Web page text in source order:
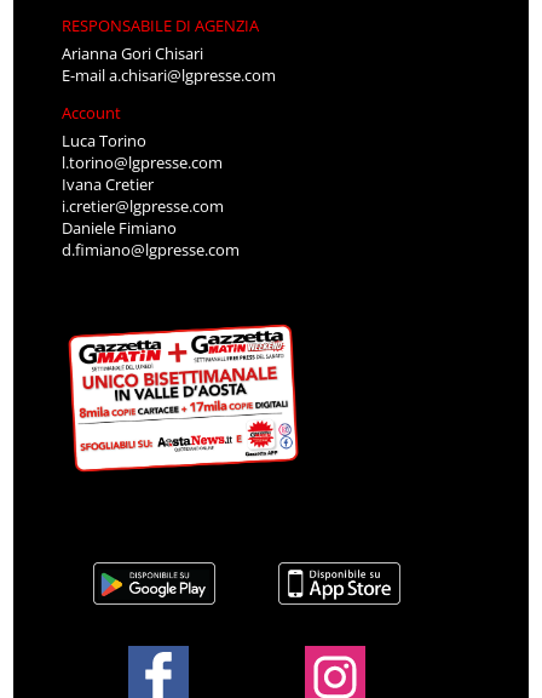
RESPONSABILE DI AGENZIA
Arianna Gori Chisari
E-maila.chisari@lgpresse.com
Account
Luca Torino
l.torino@lgpresse.com
Ivana Cretier
i.cretier@lgpresse.com
Daniele Fimiano
d.fimiano@lgpresse.com